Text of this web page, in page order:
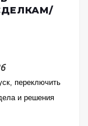
переключить
и решения